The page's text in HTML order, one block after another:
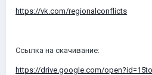
https://vk.com/regionalconflicts
Ссылка на скачивание:
https://drive.google.com/